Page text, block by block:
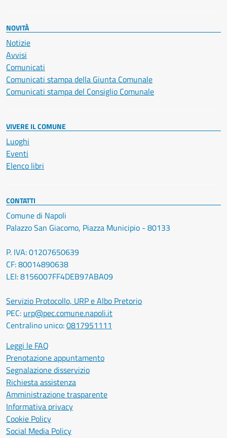
NOVITÀ
Notizie
Avvisi
Comunicati
Comunicati stampa della Giunta Comunale
Comunicati stampa del Consiglio Comunale
VIVERE IL COMUNE
Luoghi
Eventi
Elenco libri
CONTATTI
Comune di Napoli
Palazzo San Giacomo, Piazza Municipio - 80133
P. IVA: 01207650639
CF: 80014890638
LEI: 8156007FF4DEB97ABA09
Servizio Protocollo, URP e Albo Pretorio
PEC: urp@pec.comune.napoli.it
Centralino unico:0817951111
Leggi le FAQ
Prenotazione appuntamento
Segnalazione disservizio
Richiesta assistenza
Amministrazione trasparente
Informativa privacy
Cookie Policy
Social Media Policy